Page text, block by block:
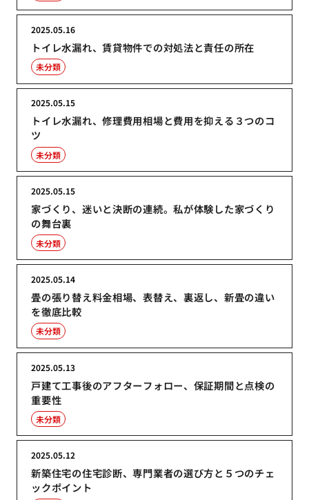
トイレ水漏れ、賃貸物件での対処法と責任の所在
2025.05.16
未分類
トイレ水漏れ、修理費用相場と費用を抑える３つのコ
ツ
2025.05.15
未分類
家づくり、迷いと決断の連続。私が体験した家づくり
の舞台裏
2025.05.15
未分類
畳の張り替え料金相場、表替え、裏返し、新畳の違い
を徹底比較
2025.05.14
未分類
戸建て工事後のアフターフォロー、保証期間と点検の
重要性
2025.05.13
未分類
新築住宅の住宅診断、専門業者の選び方と５つのチェ
ックポイント
2025.05.12